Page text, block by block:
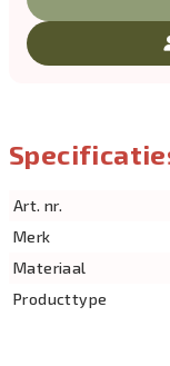
Art. nr.
Merk
Materiaal
Producttype